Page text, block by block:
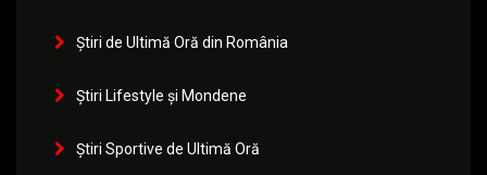
Știri de Ultimă Oră din România
Știri Lifestyle și Mondene
Știri Sportive de Ultimă Oră